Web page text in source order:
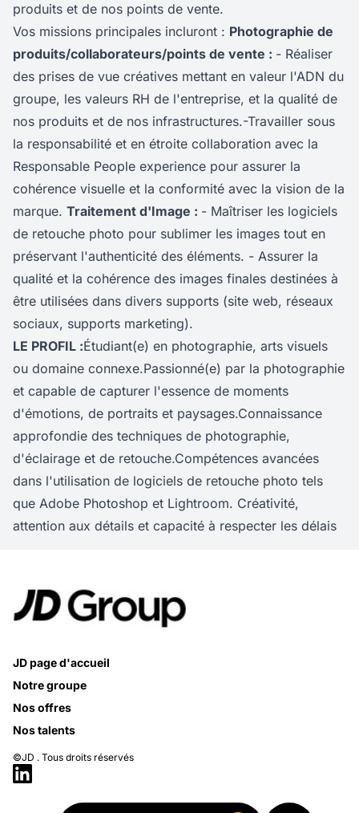
produits et de nos points de vente.
Vos missions principales incluront : Photographie de
produits/collaborateurs/points de vente : ‍ -‍ Réaliser
des prises de vue créatives mettant en valeur l'ADN du
groupe, les valeurs RH de l'entreprise, et la qualité de
nos produits et de nos infrastructures.-‍Travailler sous
la responsabilité et en étroite collaboration avec la
Responsable People experience pour assurer la
cohérence visuelle et la conformité avec la vision de la
marque. ‍Traitement d'Image : ‍ -‍ Maîtriser les logiciels
de retouche photo pour sublimer les images tout en
préservant l'authenticité des éléments. -‍ Assurer la
qualité et la cohérence des images finales destinées à
être utilisées dans divers supports (site web, réseaux
sociaux, supports marketing).
LE PROFIL :Étudiant(e) en photographie, arts visuels
ou domaine connexe.Passionné(e) par la photographie
et capable de capturer l'essence de moments
d'émotions, de portraits et paysages.Connaissance
approfondie des techniques de photographie,
d'éclairage et de retouche.Compétences avancées
dans l'utilisation de logiciels de retouche photo tels
que Adobe Photoshop et Lightroom. Créativité,
attention aux détails et capacité à respecter les délais
JD page d'accueil
Notre groupe
Nos offres
Nos talents
©JD . Tous droits réservés